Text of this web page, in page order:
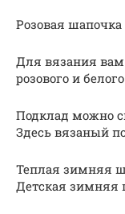
Розовая
Для вязания вам
розового и
Подклад можно
Здесь вязаный
Теплая зимняя
Детская зимняя